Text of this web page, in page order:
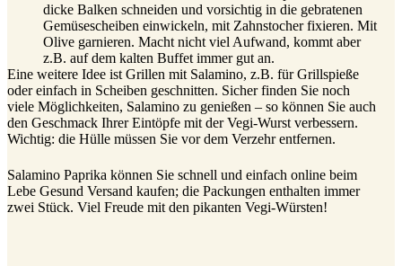
dicke Balken schneiden und vorsichtig in die gebratenen
Gemüsescheiben einwickeln, mit Zahnstocher fixieren. Mit
Olive garnieren. Macht nicht viel Aufwand, kommt aber
z.B. auf dem kalten Buffet immer gut an.
Eine weitere Idee ist Grillen mit Salamino, z.B. für Grillspieße
oder einfach in Scheiben geschnitten. Sicher finden Sie noch
viele Möglichkeiten, Salamino zu genießen – so können Sie auch
den Geschmack Ihrer Eintöpfe mit der Vegi-Wurst verbessern.
Wichtig: die Hülle müssen Sie vor dem Verzehr entfernen.
Salamino Paprika können Sie schnell und einfach online beim
Lebe Gesund Versand kaufen; die Packungen enthalten immer
zwei Stück. Viel Freude mit den pikanten Vegi-Würsten!